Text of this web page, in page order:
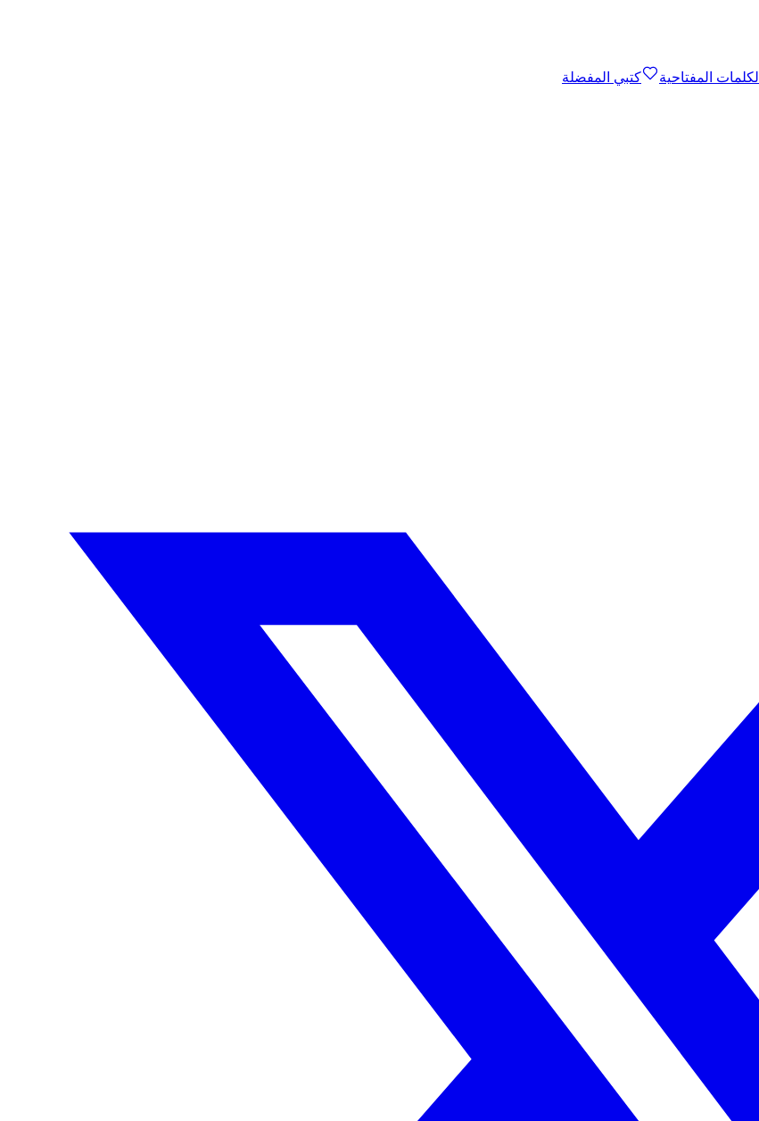
الكلمات المفتاحية
كتبي المفضلة